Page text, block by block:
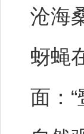
沧海
蚜蝇
面：